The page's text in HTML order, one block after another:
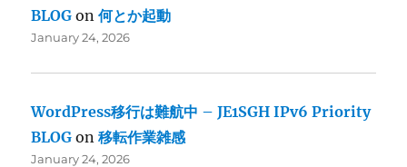
BLOG on何とか起動
January 24, 2026
WordPress移行は難航中 – JE1SGH IPv6 Priority
BLOG on移転作業雑感
January 24, 2026